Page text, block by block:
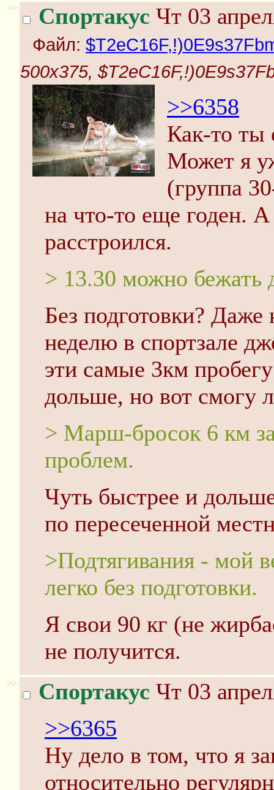
>> Спортакус Чт 03
Файл:
500x375,
>>6358
Как-то ты
Может я
(группа
на что-то еще годен.
расстроился.
> 13.30 можно бежать
Без подготовки?
неделю в спортзале
эти самые 3км
дольше, но вот смогу
> Марш-бросок 6 км
проблем.
Чуть быстрее и
по пересеченной
>Подтягивания - мой
легко без подготовки.
Я свои 90 кг (не
не получится.
>> Спортакус Чт 03
>>6365
Ну дело в том, что я
относительно